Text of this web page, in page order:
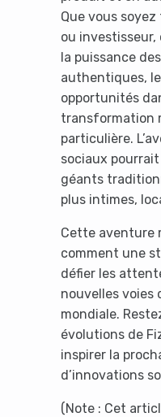
Que vous
ou
la puissance
authentiques,
opportunités
transformation
particulière.
sociaux pourrait
géants
plus intimes,
Cette aventure
comment une
défier les
nouvelles voies
mondiale.
évolutions de
inspirer la
d’innovations
(Note : Cet